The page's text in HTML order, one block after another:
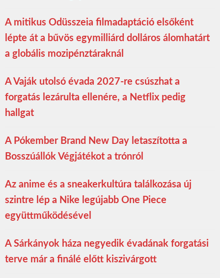
A mitikus Odüsszeia filmadaptáció elsőként
lépte át a bűvös egymilliárd dolláros álomhatárt
a globális mozipénztáraknál
A Vaják utolsó évada 2027-re csúszhat a
forgatás lezárulta ellenére, a Netflix pedig
hallgat
A Pókember Brand New Day letaszította a
Bosszúállók Végjátékot a trónról
Az anime és a sneakerkultúra találkozása új
szintre lép a Nike legújabb One Piece
együttműködésével
A Sárkányok háza negyedik évadának forgatási
terve már a finálé előtt kiszivárgott